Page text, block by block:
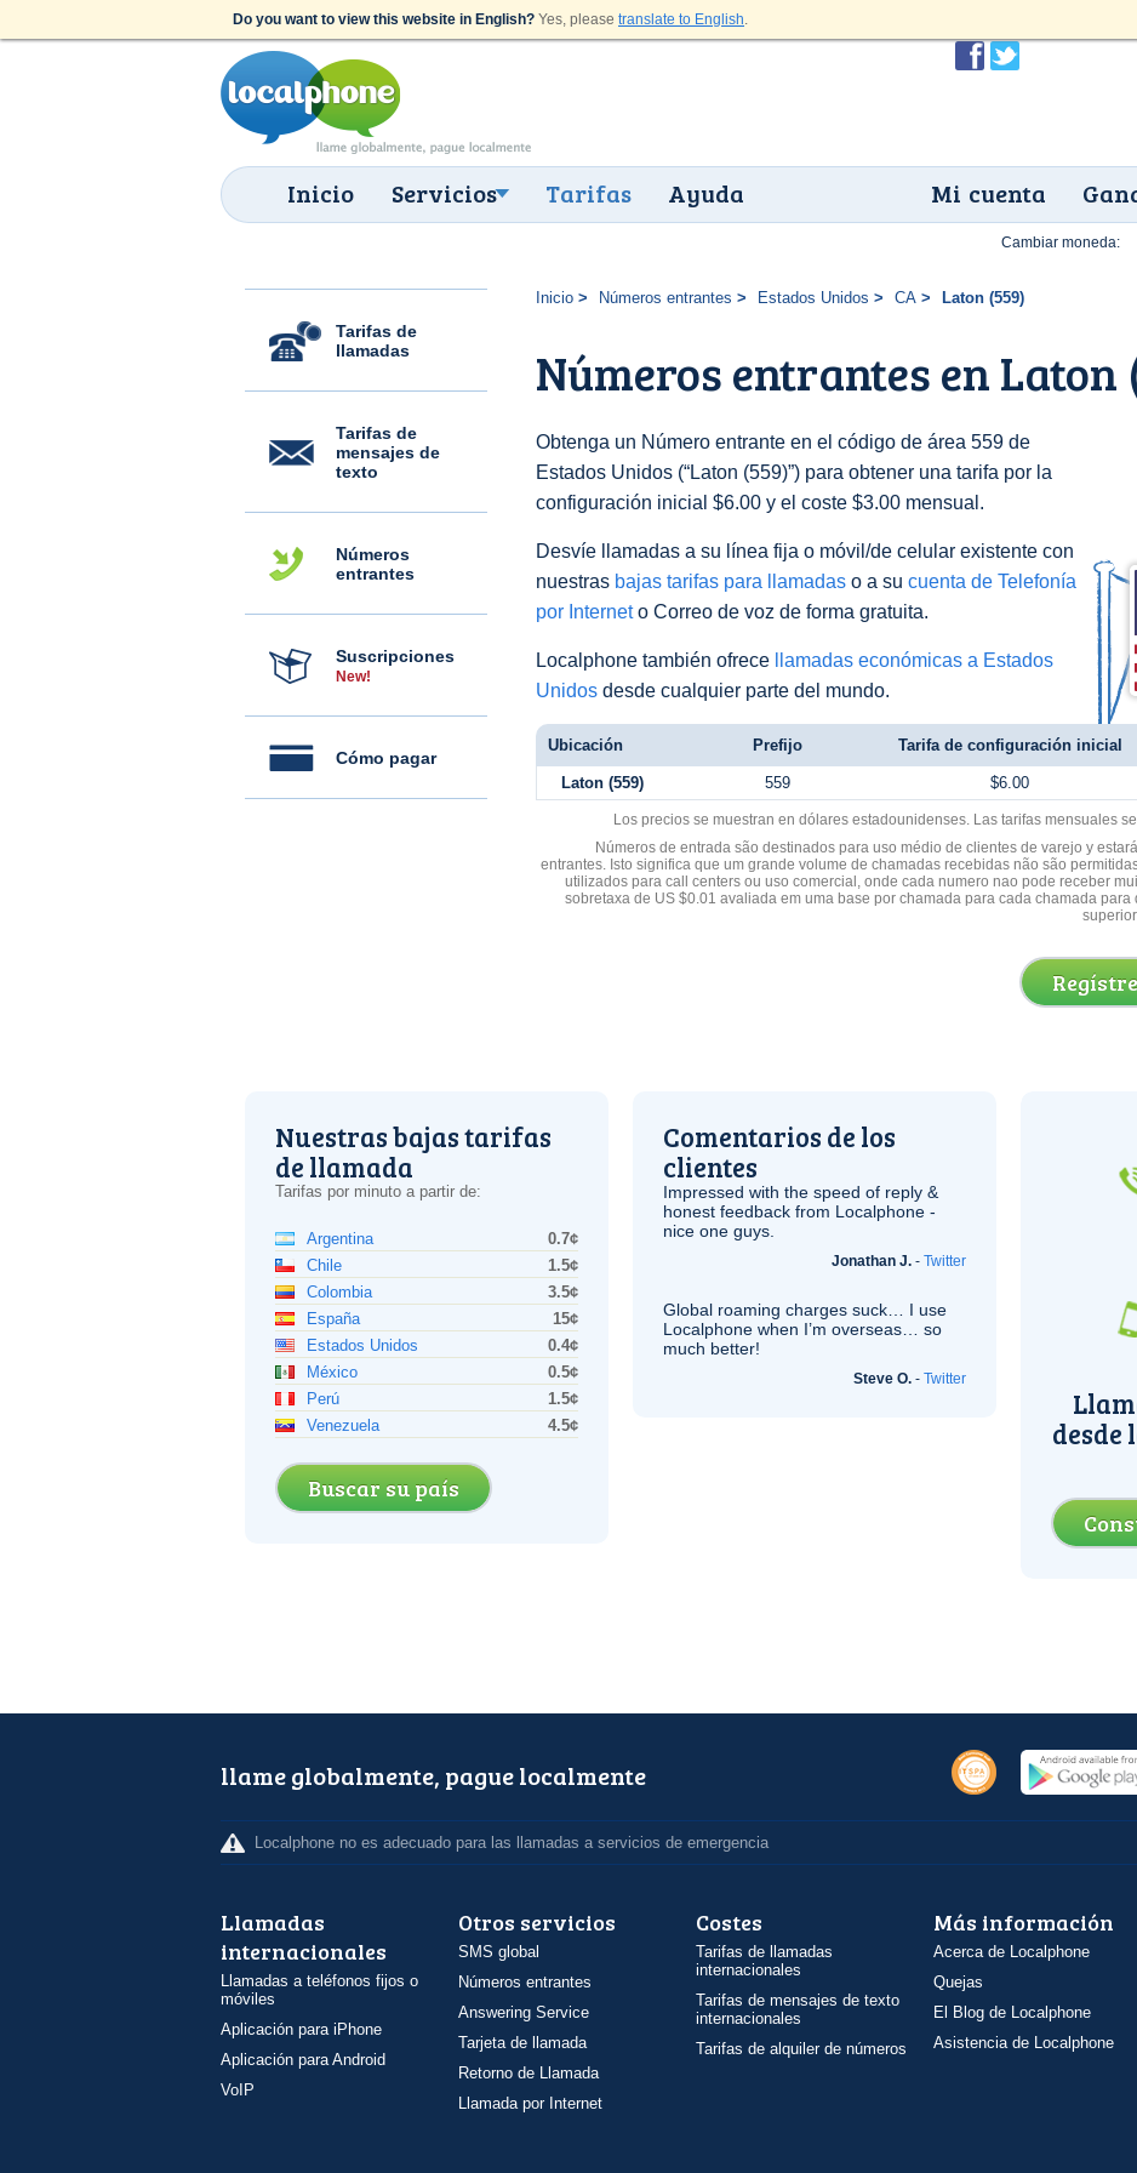
Do you want to view this website in English? Yes, please translate to English.
Inicio Servicios Tarifas Ayuda Mi cuenta
Tarifas de
llamadas
Tarifas de
mensajes de
texto
Números
entrantes
Suscripciones
New!
Cómo pagar
Inicio Números entrantes Estados Unidos CA Laton (559)
Números entrantes en Laton
Obtenga un Número entrante en el código de área 559 de
Estados Unidos (“Laton (559)”) para obtener una tarifa por la
configuración inicial $6.00 y el coste $3.00 mensual.
Desvíe llamadas a su línea fija o móvil/de celular existente con
nuestras bajas tarifas para llamadas o a su cuenta de Telefonía
por Interneto Correo de voz de forma gratuita.
Localphone también ofrece
llamadas económicas a Estados
Unidos desde cualquier parte del mundo.
Cambiar moneda:
Ubicación Prefijo Tarifa de configuración inicial
Laton (559) 559 $6.00
Los precios se muestran en dólares estadounidenses. Las tarifas mensuales
Números de entrada são destinados para uso médio de clientes de varejo y
entrantes. Isto significa que um grande volume de chamadas recebidas não são
utilizados para call centers ou uso comercial, onde cada numero nao pode receber
sobretaxa de US $0.01 avaliada em uma base por chamada para cada chamada
Nuestras bajas tarifas
de llamada
Tarifas por minuto a partir de:
Argentina
0.7¢
Chile
1.5¢
Colombia
3.5¢
España
15¢
Estados Unidos
0.4¢
México
0.5¢
Perú
1.5¢
Venezuela
4.5¢
Buscar su país
Comentarios de los
clientes
Impressed with the speed of reply &
honest feedback from Localphone -
nice one guys.
Jonathan J. - Twitter
Global roaming charges suck… I use
Localphone when I’m overseas… so
much better!
Steve O. - Twitter
desde
llame globalmente, pague localmente
Localphone no es adecuado para las llamadas a servicios de emergencia
Llamadas
internacionales
Llamadas a teléfonos fijos o
móviles
Aplicación para iPhone
Aplicación para Android
VoIP
Otros servicios
SMS global
Números entrantes
Answering Service
Tarjeta de llamada
Retorno de Llamada
Llamada por Internet
Costes
Tarifas de llamadas
internacionales
Tarifas de mensajes de texto
internacionales
Tarifas de alquiler de números
Más información
Acerca de Localphone
Quejas
El Blog de Localphone
Asistencia de Localphone